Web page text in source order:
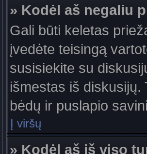
» Kodėl aš negaliu
Gali būti keletas
įvedėte teisingą
susisiekite su
išmestas iš diskusijų.
bėdų ir puslapio
Į viršų
» Kodėl aš iš viso